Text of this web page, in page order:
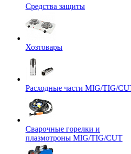
Средства защиты
Хозтовары
Расходные части MIG/TIG/
Сварочные горелки и
плазмотроны MIG/TIG/CUT